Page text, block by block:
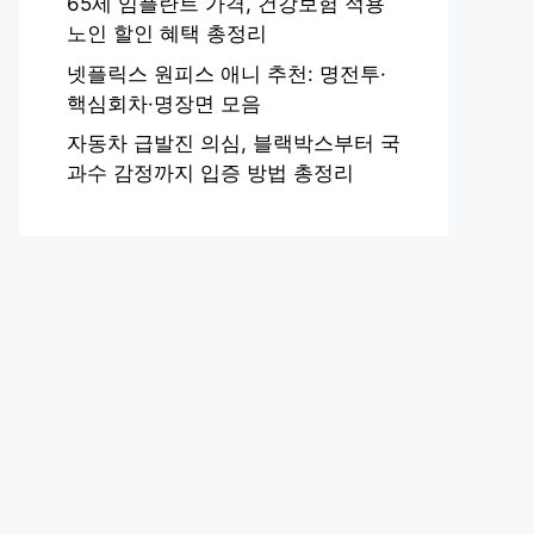
노인 할인 혜택 총정리
넷플릭스 원피스 애니 추천: 명전투·
핵심회차·명장면 모음
자동차 급발진 의심, 블랙박스부터 국
과수 감정까지 입증 방법 총정리